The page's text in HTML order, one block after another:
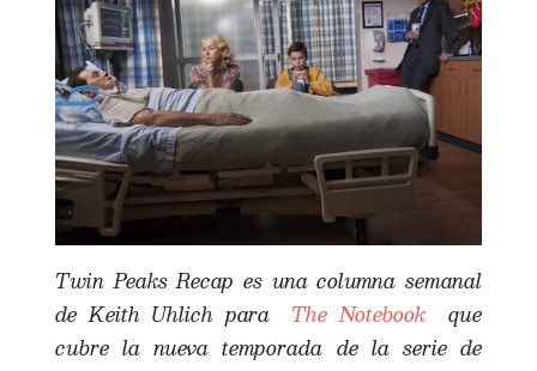
Twin Peaks Recap es una columna semanal
de Keith Uhlich para The Notebookque
cubre la nueva temporada de la serie de